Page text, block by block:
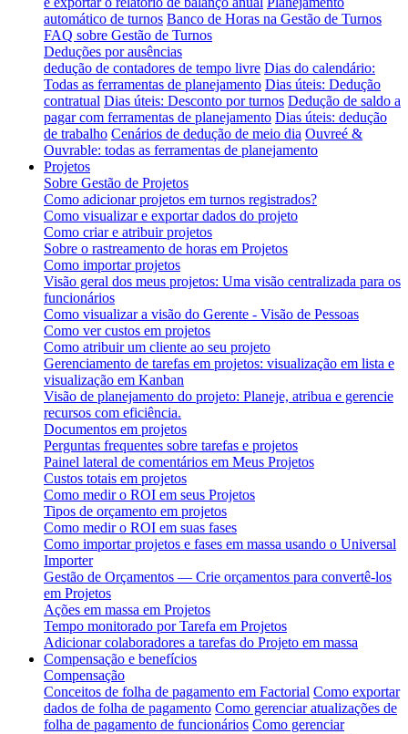
automático de turnos Banco de Horas na Gestão de Turnos
FAQ sobre Gestão de Turnos
Deduções por ausências
dedução de contadores de tempo livre Dias do calendário:
Todas as ferramentas de planejamento Dias úteis: Dedução
contratual Dias úteis: Desconto por turnos Dedução de saldo a
pagar com ferramentas de planejamento Dias úteis: dedução
de trabalho Cenários de dedução de meio dia Ouvreé &
Ouvrable: todas as ferramentas de planejamento
Projetos
Sobre Gestão de Projetos
Como adicionar projetos em turnos registrados?
Como visualizar e exportar dados do projeto
Como criar e atribuir projetos
Sobre o rastreamento de horas em Projetos
Como importar projetos
Visão geral dos meus projetos: Uma visão centralizada para os
funcionários
Como visualizar a visão do Gerente - Visão de Pessoas
Como ver custos em projetos
Como atribuir um cliente ao seu projeto
Gerenciamento de tarefas em projetos: visualização em lista e
visualização em Kanban
Visão de planejamento do projeto: Planeje, atribua e gerencie
recursos com eficiência.
Documentos em projetos
Perguntas frequentes sobre tarefas e projetos
Painel lateral de comentários em Meus Projetos
Custos totais em projetos
Como medir o ROI em seus Projetos
Tipos de orçamento em projetos
Como medir o ROI em suas fases
Como importar projetos e fases em massa usando o Universal
Importer
Gestão de Orçamentos — Crie orçamentos para convertê-los
em Projetos
Ações em massa em Projetos
Tempo monitorado por Tarefa em Projetos
Adicionar colaboradores a tarefas do Projeto em massa
Compensação e benefícios
Compensação
Conceitos de folha de pagamento em Factorial Como exportar
dados de folha de pagamento Como gerenciar atualizações de
folha de pagamento de funcionários Como gerenciar